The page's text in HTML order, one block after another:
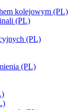
kolejowym (PL)
(PL)
(PL)
(PL)